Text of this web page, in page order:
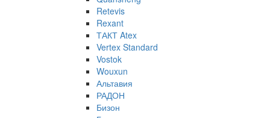
Retevis
Rexant
ТАКТ Atex
Vertex Standard
Vostok
Wouxun
Альтавия
РАДОН
Бизон